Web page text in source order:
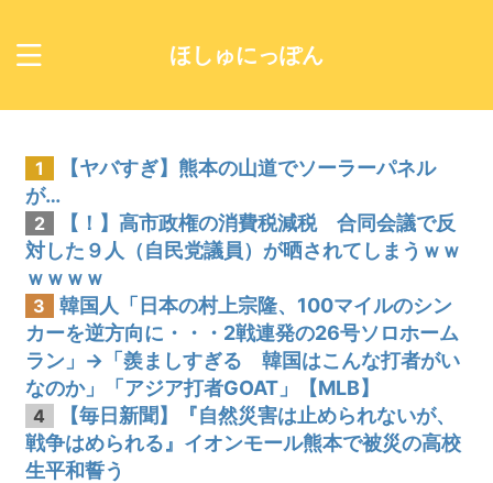
ほしゅにっぽん
1
【ヤバすぎ】熊本の山道でソーラーパネル
が…
2
【！】高市政権の消費税減税 合同会議で反
対した９人（自民党議員）が晒されてしまうｗｗ
ｗｗｗｗ
3
韓国人「日本の村上宗隆、100マイルのシン
カーを逆方向に・・・2戦連発の26号ソロホーム
ラン」→「羨ましすぎる 韓国はこんな打者がい
なのか」「アジア打者GOAT」【MLB】
4
【毎日新聞】『自然災害は止められないが、
戦争はめられる』イオンモール熊本で被災の高校
生平和誓う